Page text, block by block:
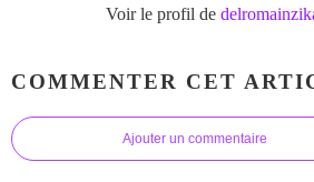
Voir le profil de
COMMENTER CET
Ajouter un commentaire